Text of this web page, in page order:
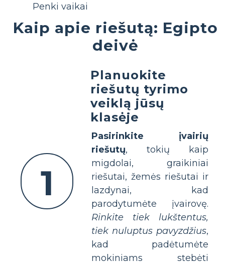
Penki vaikai
Kaip apie riešutą: Egipto
deivė
1
Planuokite
riešutų tyrimo
veiklą jūsų
klasėje
Pasirinkite įvairių
riešutų, tokių kaip
migdolai, graikiniai
riešutai, žemės riešutai ir
lazdynai, kad
parodytumėte įvairovę.
Rinkite tiek lukštentus,
tiek nuluptus pavyzdžius,
kad padėtumėte
mokiniams stebėti